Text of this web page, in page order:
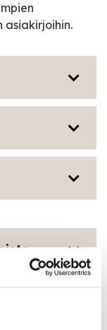
asiakirjoihin.